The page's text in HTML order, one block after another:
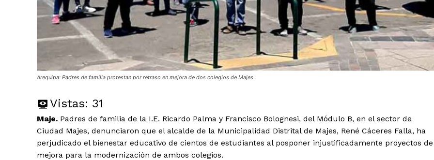
Arequipa: Padres de familia protestan por retraso en mejora de dos colegios de Majes
Vistas: 31
Maje. Padres de familia de la I.E. Ricardo Palma y Francisco Bolognesi, del Módulo B, en el sector de
Ciudad Majes, denunciaron que el alcalde de la Municipalidad Distrital de Majes, René Cáceres Falla, ha
perjudicado el bienestar educativo de cientos de estudiantes al posponer injustificadamente proyectos de
mejora para la modernización de ambos colegios.